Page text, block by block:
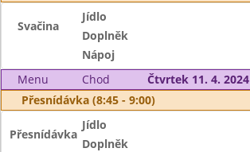
Svačina
Jídlo
Doplněk
Nápoj
Menu
Chod
Čtvrtek 11. 4. 2024
Přesnídávka (8:45 - 9:00)
Přesnídávka
Jídlo
Doplněk